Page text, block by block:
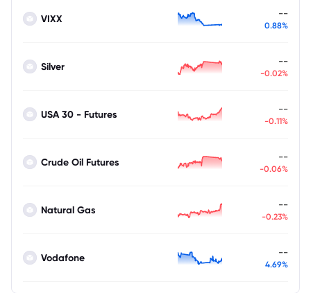
VIXX --
0.88%
Silver --
-0.02%
USA 30 - Futures --
-0.11%
Crude Oil Futures --
-0.06%
Natural Gas --
-0.23%
Vodafone --
4.69%